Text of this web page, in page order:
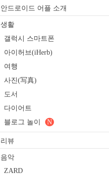
안드로이드 어플 소개
생활
갤럭시 스마트폰
아이허브(iHerb)
여행
사진(写真)
도서
다이어트
블로그 놀이
N
리뷰
음악
ZARD